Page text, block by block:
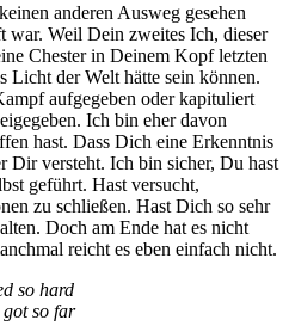
anderen Ausweg gesehen
war. Weil Dein zweites Ich, dieser
Chester in Deinem Kopf letzten
Licht der Welt hätte sein können.
aufgegeben oder kapituliert
Ich bin eher davon
hast. Dass Dich eine Erkenntnis
Dir versteht. Ich bin sicher, Du hast
geführt. Hast versucht,
zu schließen. Hast Dich so sehr
Doch am Ende hat es nicht
reicht es eben einfach nicht.
so hard
so far